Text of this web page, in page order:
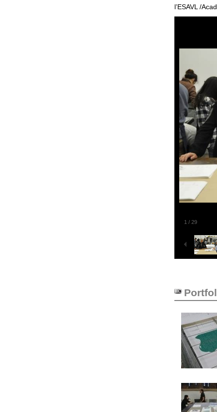
l’ESAVL /
1 / 29